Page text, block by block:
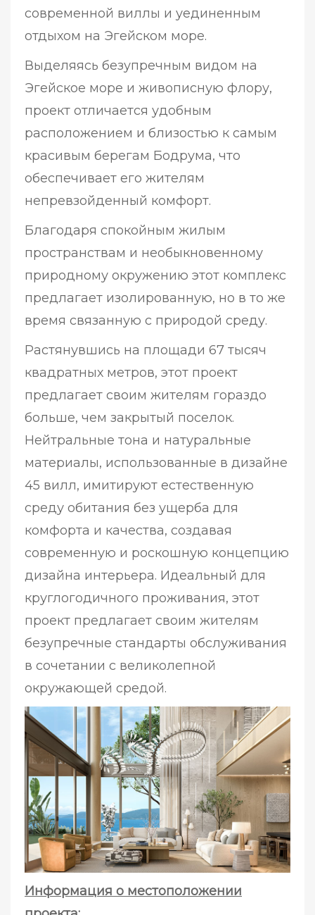
современной виллы и уединенным
отдыхом на Эгейском море.
Выделяясь безупречным видом на
Эгейское море и живописную флору,
проект отличается удобным
расположением и близостью к самым
красивым берегам Бодрума, что
обеспечивает его жителям
непревзойденный комфорт.
Благодаря спокойным жилым
пространствам и необыкновенному
природному окружению этот комплекс
предлагает изолированную, но в то же
время связанную с природой среду.
Растянувшись на площади 67 тысяч
квадратных метров, этот проект
предлагает своим жителям гораздо
больше, чем закрытый поселок.
Нейтральные тона и натуральные
материалы, использованные в дизайне
45 вилл, имитируют естественную
среду обитания без ущерба для
комфорта и качества, создавая
современную и роскошную концепцию
дизайна интерьера. Идеальный для
круглогодичного проживания, этот
проект предлагает своим жителям
безупречные стандарты обслуживания
в сочетании с великолепной
окружающей средой.
Информация о местоположении